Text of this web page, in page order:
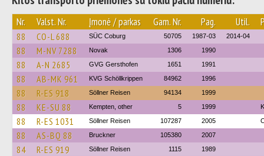
Nr. Valst. Nr. Įmonė / parkas Gam. Nr. Pag. Util.
88 CO-L 688 SÜC Coburg 50705 1987-03 2014-04
88 M-NV 7288 Novak 1306 1990
88 A-N 2685 GVG Gersthofen 1651 1991
88 AB-MK 961 KVG Schöllkrippen 84962 1996
88 R-ES 918 Söllner Reisen 94134 1999
88 KE-SU 88 Kempten, other 5 1999
88 R-ES 1031 Söllner Reisen 107287 2005
88 AS-BQ 88 Bruckner 105380 2007
84 R-ES 919 Söllner Reisen 1115 1989